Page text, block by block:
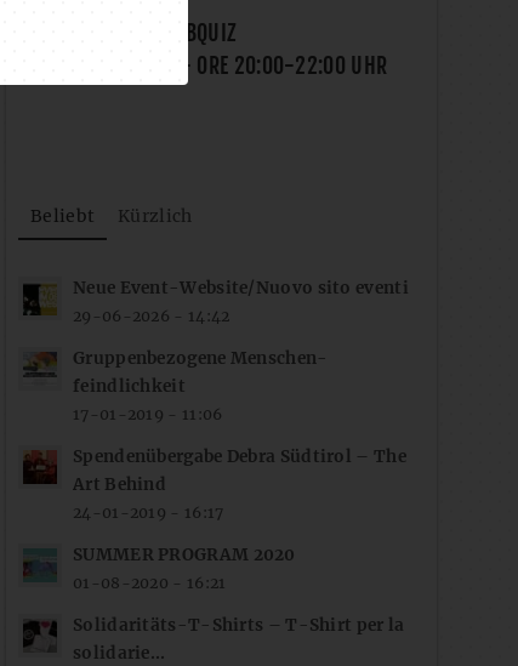
FROG I BLED?! PUBQUIZ
- ORE 20:00-22:00 UHR
Beliebt Kürzlich
Neue Event-Website/Nuovo sito eventi
29-06-2026 - 14:42
Gruppenbezogene Menschen-
feindlichkeit
17-01-2019 - 11:06
Spendenübergabe Debra Südtirol – The
Art Behind
24-01-2019 - 16:17
SUMMER PROGRAM 2020
01-08-2020 - 16:21
Solidaritäts-T-Shirts – T-Shirt per la
solidarie...